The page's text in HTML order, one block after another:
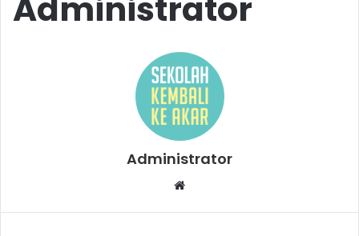
Administrator
Administrator